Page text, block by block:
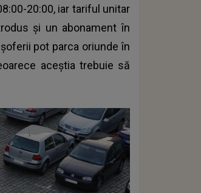
20:00, iar tariful unitar
și un abonament în
pot parca oriunde în
aceștia trebuie să